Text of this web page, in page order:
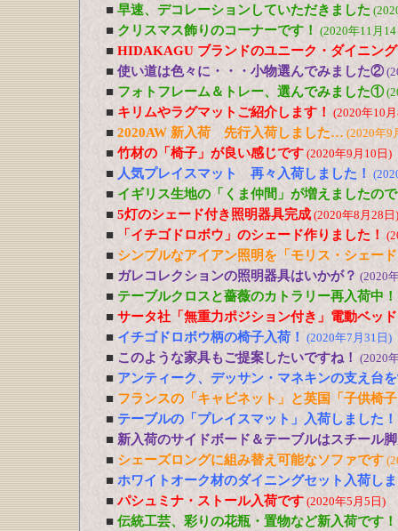
■ 早速、デコレーションしていただきました
■ クリスマス飾りのコーナーです！ (2020年11月
■ HIDAKAGU ブランドのユニーク・ダイニン
■ 使い道は色々に・・・小物選んでみました②
■ フォトフレーム＆トレー、選んでみました①
■ キリムやラグマットご紹介します！ (2020年10
■ 2020AW 新入荷 先行入荷しました… (2020年9
■ 竹材の「椅子」が良い感じです (2020年9月10日)
■ 人気プレイスマット 再々入荷しました！
■ イギリス生地の「くま仲間」が増えましたの
■ 5灯のシェード付き照明器具完成 (2020年8月28日)
■ 「イチゴドロボウ」のシェード作りました！
■ シンプルなアイアン照明を「モリス・シェー
■ ガレコレクションの照明器具はいかが？ (2020
■ テーブルクロスと薔薇のカトラリー再入荷中！
■ サータ社「無重力ポジション付き」電動ベッ
■ イチゴドロボウ柄の椅子入荷！ (2020年7月31日)
■ このような家具もご提案したいですね！ (2020
■ アンティーク、デッサン・マネキンの支え台
■ フランスの「キャビネット」と英国「子供椅
■ テーブルの「プレイスマット」入荷しました！
■ 新入荷のサイドボード＆テーブルはスチール
■ シェーズロングに組み替え可能なソファです
■ ホワイトオーク材のダイニングセット入荷し
■ パシュミナ・ストール入荷です (2020年5月5日)
■ 伝統工芸、彩りの花瓶・置物など新入荷です！